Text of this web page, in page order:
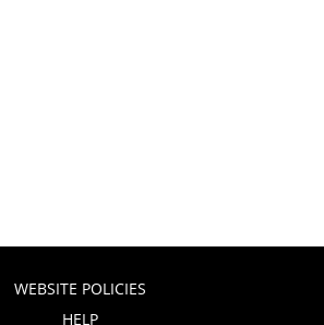
WEBSITE POLICIES
HELP